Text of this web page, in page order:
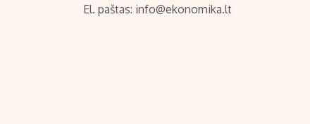
El. paštas: info@ekonomika.lt